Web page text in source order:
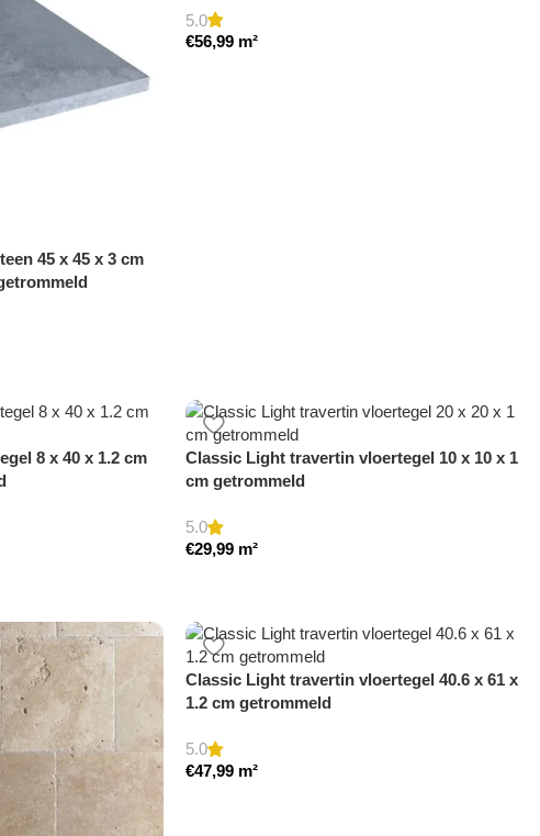
45 x 45 x 3 cm
5.0
€56,99 m²
8 x 40 x 1.2 cm
Classic Light travertin vloertegel 10 x 10 x 1
cm getrommeld
5.0
€29,99 m²
Classic Light travertin vloertegel 40.6 x 61 x
1.2 cm getrommeld
5.0
€47,99 m²